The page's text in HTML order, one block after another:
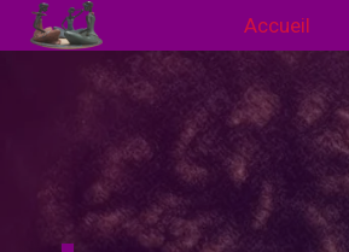
Aller
au
Accueil